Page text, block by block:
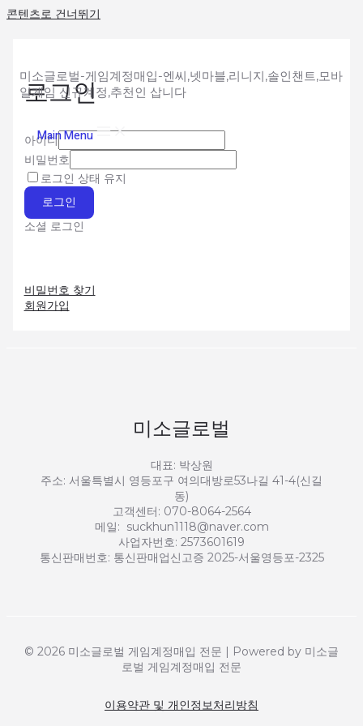
콘텐츠로 건너뛰기
미소글로벌-게임계정매입-엔씨,넷마블,리니지,솔인챈트,모바
일게임 신규계정,추천인 삽니다
Main Menu
로그인
아이디
비밀번호
로그인 상태 유지
로그인
소셜 로그인
비밀번호 찾기
회원가입
미소글로벌
대표: 박상원
주소: 서울특별시 영등포구 여의대방로53나길 41-4(신길
동)
고객센터: 070-8064-2564
메일: suckhun1118@naver.com
사업자번호: 2573601619
통신판매번호: 통신판매업신고증 2025-서울영등포-2325
© 2026 미소글로벌 게임계정매입 전문 | Powered by 미소글
로벌 게임계정매입 전문
이용약관 및 개인정보처리방침